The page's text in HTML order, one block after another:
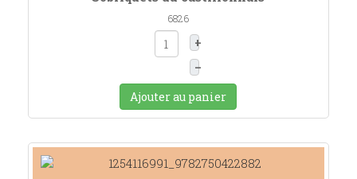
6826
+
–
Ajouter au panier